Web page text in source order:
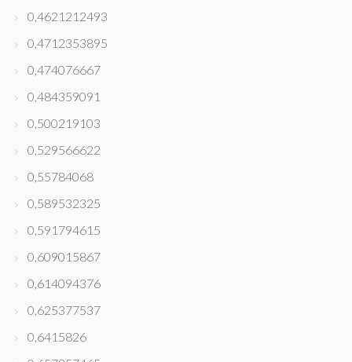
0,4621212493
0,4712353895
0,474076667
0,484359091
0,500219103
0,529566622
0,55784068
0,589532325
0,591794615
0,609015867
0,614094376
0,625377537
0,6415826